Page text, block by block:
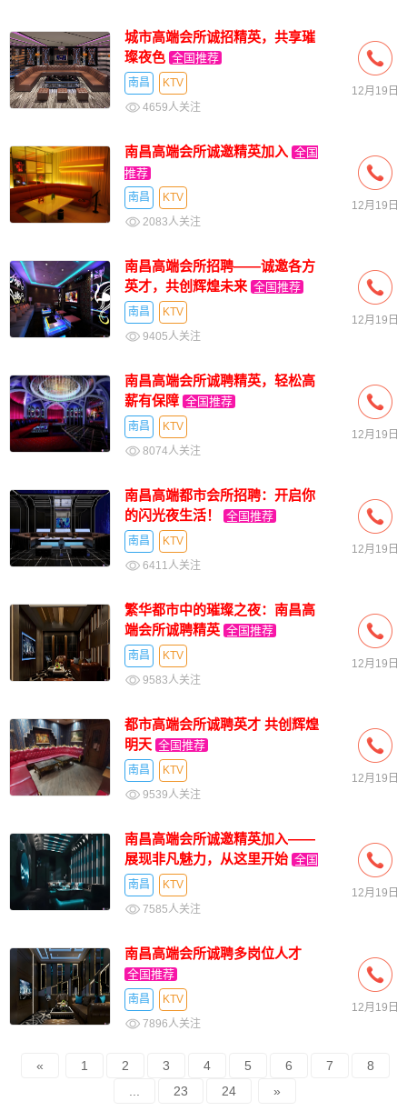
城市高端会所诚招精英，共享璀
璨夜色 全国推荐
南昌
KTV
4659人关注
12月19日
南昌高端会所诚邀精英加入 全国
推荐
南昌
KTV
2083人关注
12月19日
南昌高端会所招聘——诚邀各方
英才，共创辉煌未来 全国推荐
南昌
KTV
9405人关注
12月19日
南昌高端会所诚聘精英，轻松高
薪有保障 全国推荐
南昌
KTV
8074人关注
12月19日
南昌高端都市会所招聘：开启你
的闪光夜生活！
全国推荐
南昌
KTV
6411人关注
12月19日
繁华都市中的璀璨之夜：南昌高
端会所诚聘精英 全国推荐
南昌
KTV
9583人关注
12月19日
都市高端会所诚聘英才 共创辉煌
明天 全国推荐
南昌
KTV
9539人关注
12月19日
南昌高端会所诚邀精英加入——
展现非凡魅力，从这里开始 全国
推荐
南昌
KTV
7585人关注
12月19日
南昌高端会所诚聘多岗位人才
全国推荐
南昌
KTV
7896人关注
12月19日
« 1 2 3 4 5 6 7
8
23 24 »